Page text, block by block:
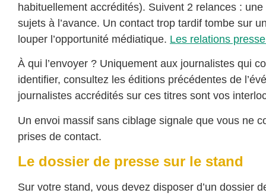
habituellement accrédités). Suivent 2 relances :
sujets à l’avance. Un contact trop tardif tombe sur
louper l’opportunité médiatique. Les relations
À qui l’envoyer ? Uniquement aux journalistes qui
identifier, consultez les éditions précédentes de
journalistes accrédités sur ces titres sont vos
Un envoi massif sans ciblage signale que vous ne
prises de contact.
Le dossier de presse sur le stand
Sur votre stand, vous devez disposer d’un dossier